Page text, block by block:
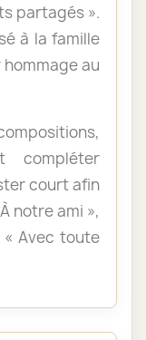
partagés ».
à la famille
au
compléter
court afin
notre ami »,
« Avec toute